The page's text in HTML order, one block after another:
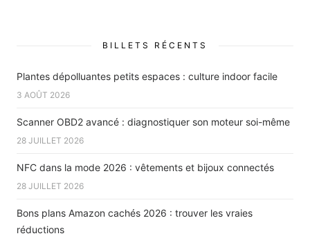
BILLETS RÉCENTS
Plantes dépolluantes petits espaces : culture indoor facile
3 AOÛT 2026
Scanner OBD2 avancé : diagnostiquer son moteur soi-même
28 JUILLET 2026
NFC dans la mode 2026 : vêtements et bijoux connectés
28 JUILLET 2026
Bons plans Amazon cachés 2026 : trouver les vraies
réductions